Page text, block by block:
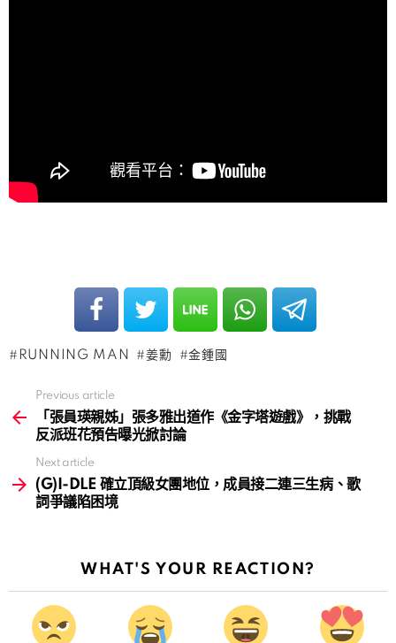
RUNNING MAN 姜勳 金鍾國
more
Previous article
「張員瑛親姊」張多雅出道作《金字塔遊戲》，挑戰
反派班花預告曝光掀討論
Next article
(G)I-DLE 確立頂級女團地位，成員接二連三生病、歌
詞爭議陷困境
WHAT'S YOUR REACTION?